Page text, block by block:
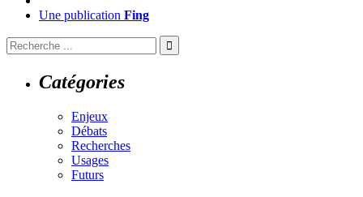
Une publication Fing
Catégories
Enjeux
Débats
Recherches
Usages
Futurs